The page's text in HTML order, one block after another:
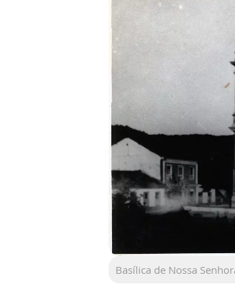
Basílica de Nossa